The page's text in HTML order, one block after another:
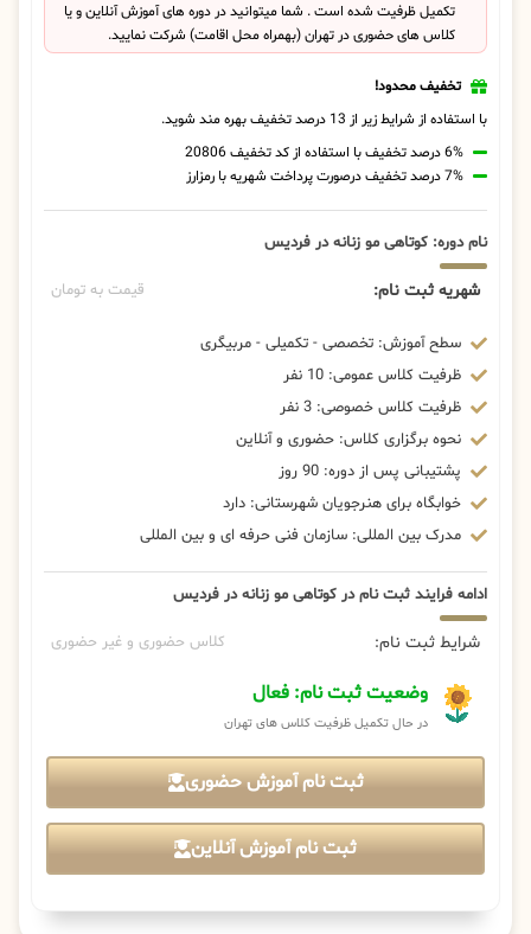
تکمیل ظرفیت شده است . شما میتوانید در دوره های آموزش آنلاین و یا
کلاس های حضوری در تهران (بهمراه محل اقامت) شرکت نمایید.
تخفیف محدود!
با استفاده از شرایط زیر از 13 درصد تخفیف بهره مند شوید.
6% درصد تخفیف با استفاده از کد تخفیف 20806
7% درصد تخفیف درصورت پرداخت شهریه با رمزارز
نام دوره: کوتاهی مو زنانه در فردیس
شهریه ثبت نام: قیمت به تومان
سطح آموزش: تخصصی - تکمیلی - مربیگری
ظرفیت کلاس عمومی: 10 نفر
ظرفیت کلاس خصوصی: 3 نفر
نحوه برگزاری کلاس: حضوری و آنلاین
پشتیبانی پس از دوره: 90 روز
خوابگاه برای هنرجویان شهرستانی: دارد
مدرک بین المللی: سازمان فنی حرفه ای و بین المللی
ادامه فرایند ثبت نام در کوتاهی مو زنانه در فردیس
شرایط ثبت نام: کلاس حضوری و غیر حضوری
وضعیت ثبت نام: فعال
در حال تکمیل ظرفیت کلاس های تهران
ثبت نام آموزش حضوری
ثبت نام آموزش آنلاین